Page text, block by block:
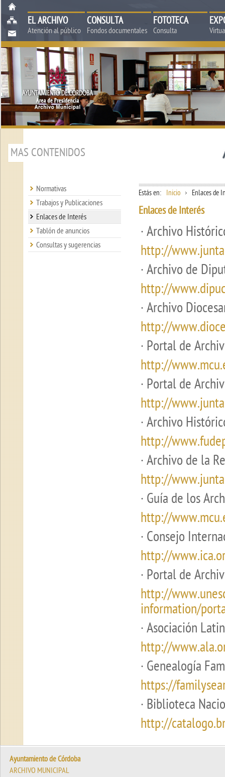
EL ARCHIVO
Atención al público
CONSULTA
Fondos documentales
FOTOTECA
Consulta
MAS CONTENIDOS
Normativas
Trabajos y Publicaciones
Enlaces de Interés
Tablón de anuncios
Consultas y sugerencias
Estás en: Inicio Enlaces de
Enlaces de Interés
· Archivo
http://
· Archivo de
http://
· Archivo
http://
· Portal de
http://
· Portal de
http://
· Archivo
http://
· Archivo de la
http://
· Guía de los
http://
· Consejo
http://
· Portal de
http://
information/
· Asociación
http://
· Genealogía
https://
· Biblioteca
http://
Ayuntamiento de Córdoba
ARCHIVO MUNICIPAL